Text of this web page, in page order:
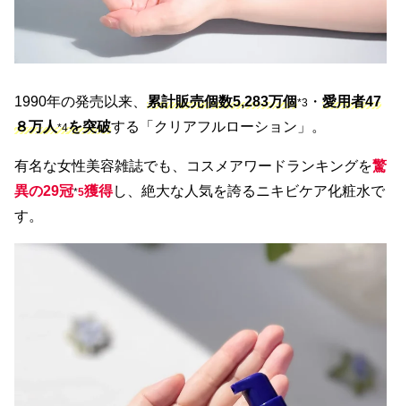
1990年の発売以来、 累計販売個数5,283万個*3 ・ 愛用者47
８万人*4を突破する「クリアフルローション」。
有名な女性美容雑誌でも、コスメアワードランキングを驚
異の29冠*5獲得し、絶大な人気を誇るニキビケア化粧水で
す。